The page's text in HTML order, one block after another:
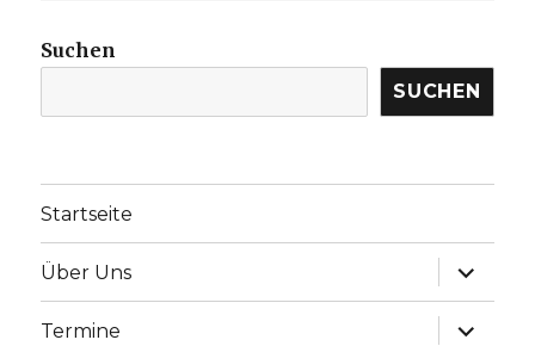
Suchen
SUCHEN
Startseite
Über Uns
Termine